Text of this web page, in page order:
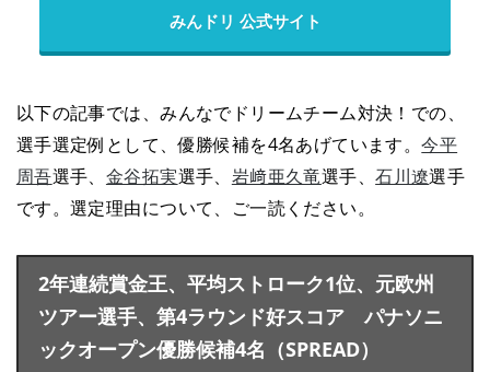
みんドリ 公式サイト
以下の記事では、みんなでドリームチーム対決！での、
選手選定例として、優勝候補を4名あげています。今平
周吾選手、 金谷拓実選手、 岩﨑亜久竜選手、石川遼選手
です。選定理由について、ご一読ください。
2年連続賞金王、平均ストローク1位、元欧州
ツアー選手、第4ラウンド好スコア パナソニ
ックオープン優勝候補4名（SPREAD）